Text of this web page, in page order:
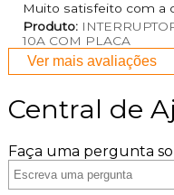
Muito satisfeito com a
Produto:
10A COM PLACA
Ver mais avaliações
Central de
Faça uma pergunta